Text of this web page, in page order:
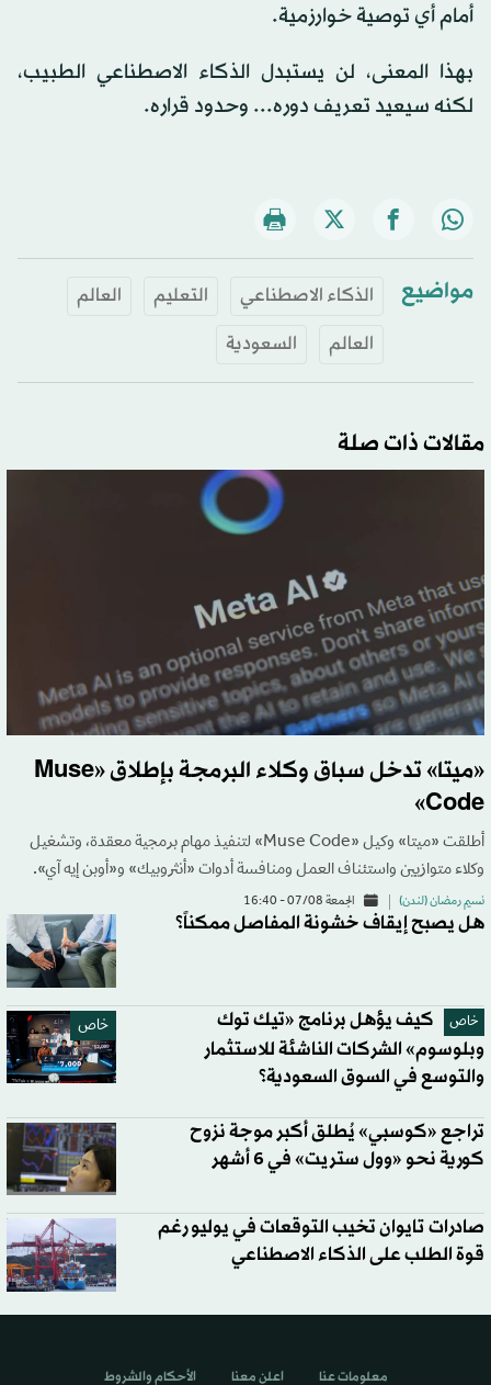
أمام أي توصية خوارزمية.
بهذا المعنى، لن يستبدل الذكاء الاصطناعي الطبيب،
لكنه سيعيد تعريف دوره... وحدود قراره.
مواضيع الذكاء الاصطناعي التعليم
العالم
العالم
السعودية
مقالات ذات صلة
«ميتا» تدخل سباق وكلاء البرمجة بإطلاق «Muse
Code»
أطلقت «ميتا» وكيل «Muse Code» لتنفيذ مهام برمجية معقدة، وتشغيل
وكلاء متوازيين واستئناف العمل ومنافسة أدوات «أنثروبيك» و«أوبن إيه آي».
نسيم رمضان (لندن) الجمعة 07/08 - 16:40
هل يصبح إيقاف خشونة المفاصل ممكناً؟
خاص خاص
كيف يؤهل برنامج «تيك توك
وبلوسوم» الشركات الناشئة للاستثمار
والتوسع في السوق السعودية؟
تراجع «كوسبي» يُطلق أكبر موجة نزوح
كورية نحو «وول ستريت» في 6 أشهر
صادرات تايوان تخيب التوقعات في يوليو رغم
قوة الطلب على الذكاء الاصطناعي
معلومات عنا اعلن معنا الأحكام والشروط